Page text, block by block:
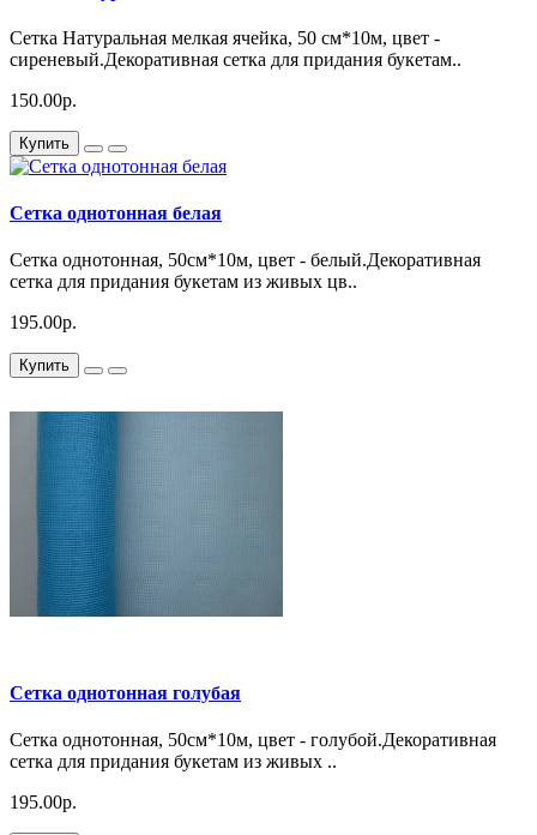
Сетка Натуральная мелкая ячейка, 50 см*10м, цвет -
сиреневый.Декоративная сетка для придания букетам..
150.00р.
Купить
Сетка однотонная белая
Сетка однотонная, 50см*10м, цвет - белый.Декоративная
сетка для придания букетам из живых цв..
195.00р.
Купить
Сетка однотонная голубая
Сетка однотонная, 50см*10м, цвет - голубой.Декоративная
сетка для придания букетам из живых ..
195.00р.